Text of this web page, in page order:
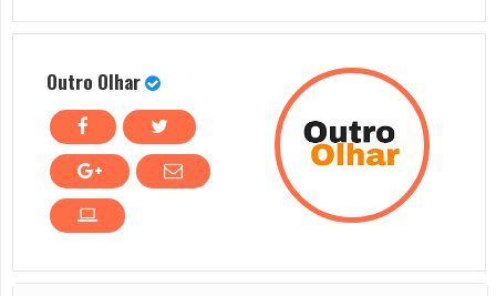
Outro Olhar